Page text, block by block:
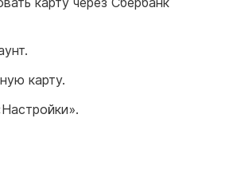
карту.